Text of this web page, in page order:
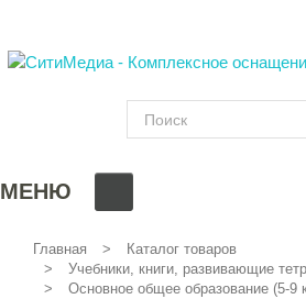
МЕНЮ
Главная
Каталог товаров
Учебники, книги, развивающие
Основное общее образование (5-9